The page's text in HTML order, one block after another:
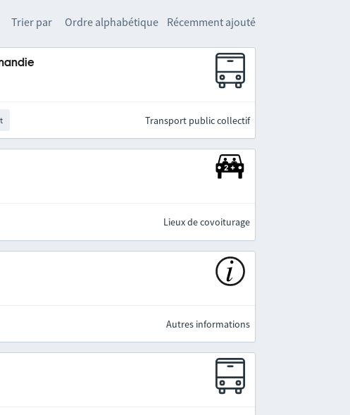
Trier par Ordre alphabétique Récemment ajouté
Transport public collectif
Lieux de covoiturage
Autres informations